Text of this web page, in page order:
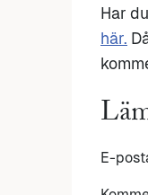
Har
här.
E-